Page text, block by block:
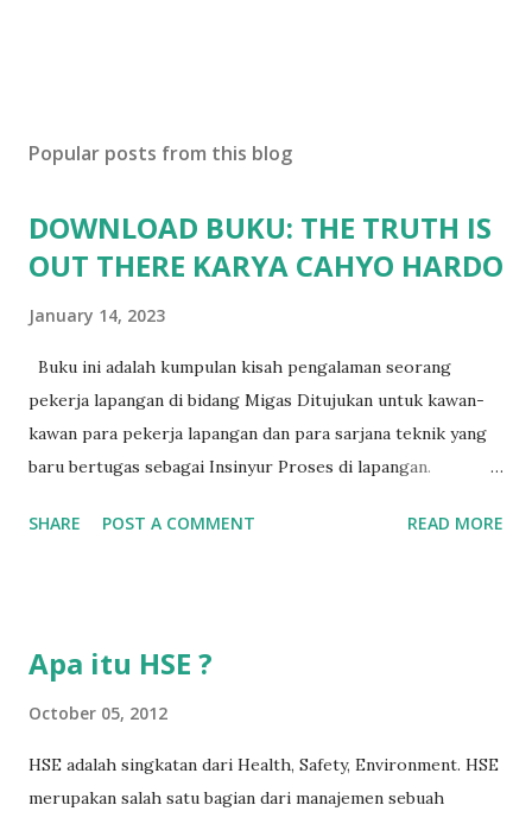
Popular posts from this blog
DOWNLOAD BUKU: THE TRUTH IS
OUT THERE KARYA CAHYO HARDO
January 14, 2023
Buku ini adalah kumpulan kisah pengalaman seorang
pekerja lapangan di bidang Migas Ditujukan untuk kawan-
kawan para pekerja lapangan dan para sarjana teknik yang
baru bertugas sebagai Insinyur Proses di lapangan.
jurusan Teknik Kimia dan langsung berhadapan dengan
suatu permasalahan dengan cepat, dan terkadang butuh
lama bekerja di front line operation – dalam hal
troubleshooting – semakin memperkaya kita dalam
SHARE POST A COMMENT READ MORE
Apa itu HSE ?
October 05, 2012
HSE adalah singkatan dari Health, Safety, Environment. HSE
merupakan salah satu bagian dari manajemen sebuah